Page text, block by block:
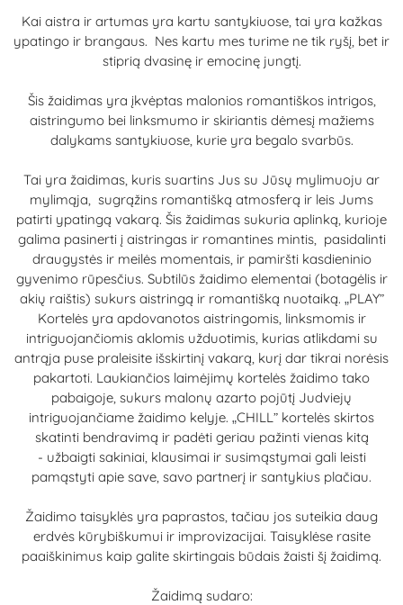
Kai aistra ir artumas yra kartu santykiuose, tai yra kažkas
ypatingo ir brangaus. Nes kartu mes turime ne tik ryšį, bet ir
stiprią dvasinę ir emocinę jungtį.
Šis žaidimas yra įkvėptas malonios romantiškos intrigos,
aistringumo bei linksmumo ir skiriantis dėmesį mažiems
dalykams santykiuose, kurie yra begalo svarbūs.
Tai yra žaidimas, kuris suartins Jus su Jūsų mylimuoju ar
mylimąja, sugrąžins romantišką atmosferą ir leis Jums
patirti ypatingą vakarą. Šis žaidimas sukuria aplinką, kurioje
galima pasinerti į aistringas ir romantines mintis, pasidalinti
draugystės ir meilės momentais, ir pamiršti kasdieninio
gyvenimo rūpesčius. Subtilūs žaidimo elementai (botagėlis ir
akių raištis) sukurs aistringą ir romantišką nuotaiką. „PLAY”
Kortelės yra apdovanotos aistringomis, linksmomis ir
intriguojančiomis aklomis užduotimis, kurias atlikdami su
antrąja puse praleisite išskirtinį vakarą, kurį dar tikrai norėsis
pakartoti. Laukiančios laimėjimų kortelės žaidimo tako
pabaigoje, sukurs malonų azarto pojūtį Judviejų
intriguojančiame žaidimo kelyje. „CHILL” kortelės skirtos
skatinti bendravimą ir padėti geriau pažinti vienas kitą
- užbaigti sakiniai, klausimai ir susimąstymai gali leisti
pamąstyti apie save, savo partnerį ir santykius plačiau.
Žaidimo taisyklės yra paprastos, tačiau jos suteikia daug
erdvės kūrybiškumui ir improvizacijai. Taisyklėse rasite
paaiškinimus kaip galite skirtingais būdais žaisti šį žaidimą.
Žaidimą sudaro: